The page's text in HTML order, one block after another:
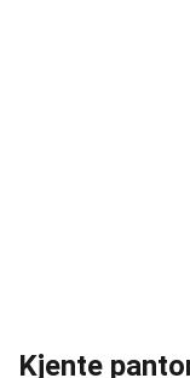
Kjente